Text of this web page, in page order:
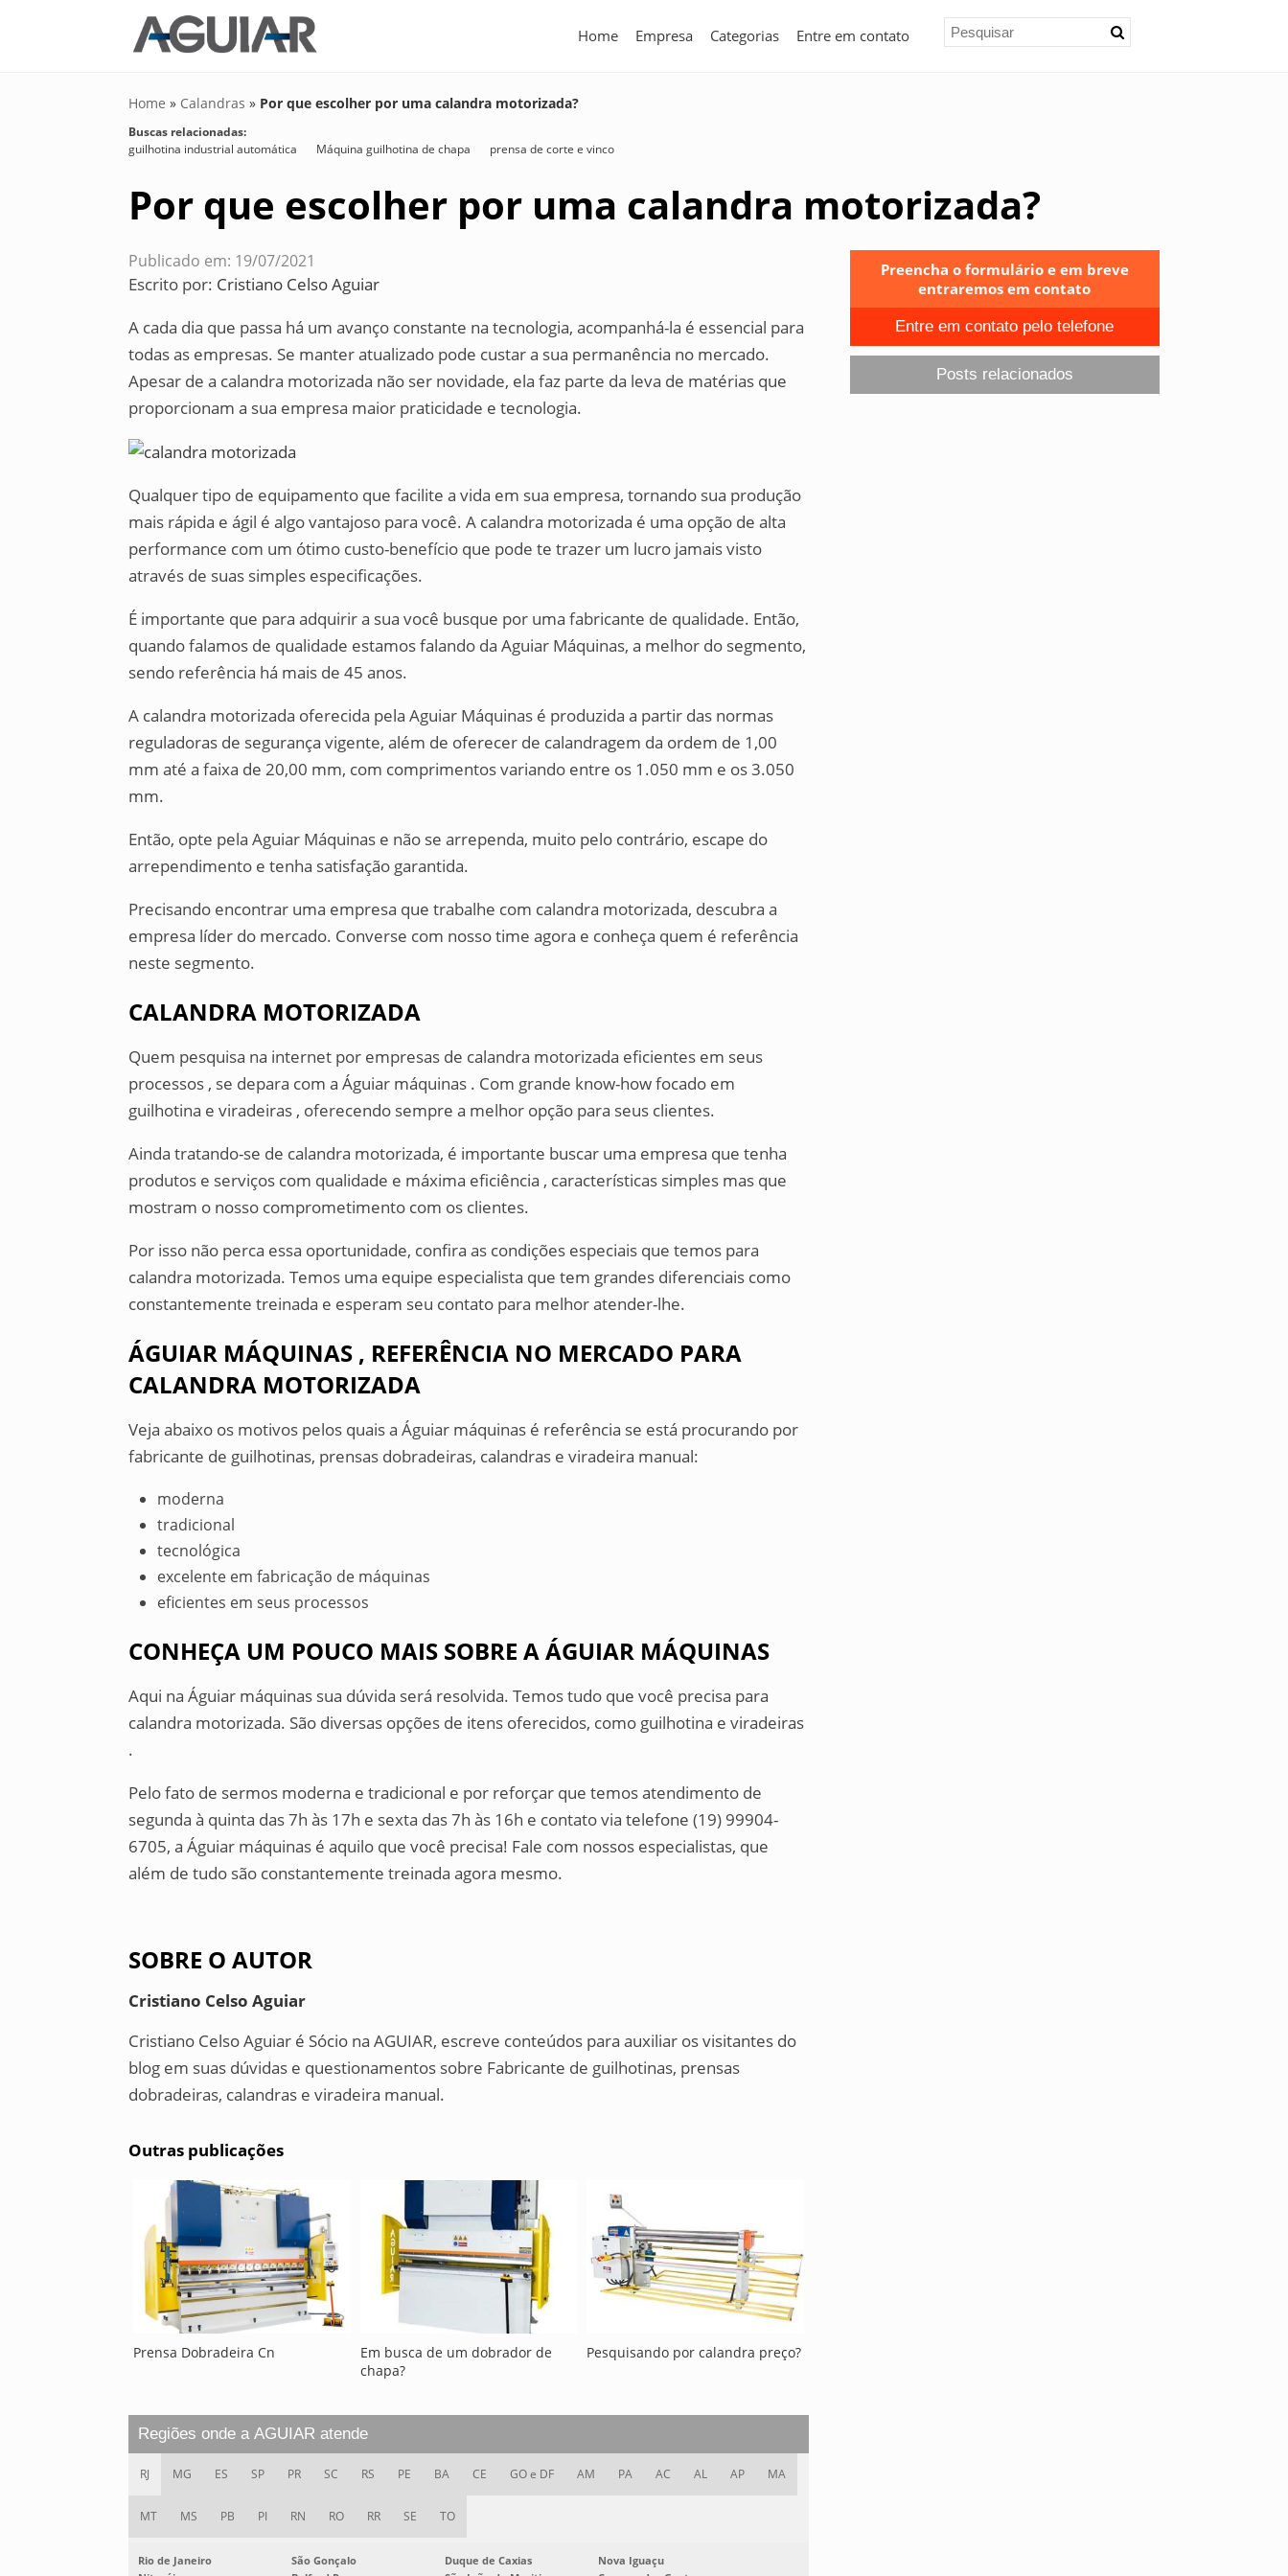
Home Empresa Categorias Entre em contato
Home » Calandras » Por que escolher por uma calandra motorizada?
Buscas relacionadas:
guilhotina industrial automática
Máquina guilhotina de chapa prensa de corte e vinco
Por que escolher por uma calandra motorizada?
Publicado em: 19/07/2021
Escrito por: Cristiano Celso Aguiar
A cada dia que passa há um avanço constante na tecnologia, acompanhá-la é essencial para
todas as empresas. Se manter atualizado pode custar a sua permanência no mercado.
Apesar de a calandra motorizada não ser novidade, ela faz parte da leva de matérias que
proporcionam a sua empresa maior praticidade e tecnologia.
Qualquer tipo de equipamento que facilite a vida em sua empresa, tornando sua produção
mais rápida e ágil é algo vantajoso para você. A calandra motorizada é uma opção de alta
performance com um ótimo custo-benefício que pode te trazer um lucro jamais visto
através de suas simples especificações.
É importante que para adquirir a sua você busque por uma fabricante de qualidade. Então,
quando falamos de qualidade estamos falando da Aguiar Máquinas, a melhor do segmento,
sendo referência há mais de 45 anos.
A calandra motorizada oferecida pela Aguiar Máquinas é produzida a partir das normas
reguladoras de segurança vigente, além de oferecer de calandragem da ordem de 1,00
mm até a faixa de 20,00 mm, com comprimentos variando entre os 1.050 mm e os 3.050
mm.
Então, opte pela Aguiar Máquinas e não se arrependa, muito pelo contrário, escape do
arrependimento e tenha satisfação garantida.
Precisando encontrar uma empresa que trabalhe com calandra motorizada, descubra a
empresa líder do mercado. Converse com nosso time agora e conheça quem é referência
neste segmento.
CALANDRA MOTORIZADA
Quem pesquisa na internet por empresas de calandra motorizada eficientes em seus
processos , se depara com a Águiar máquinas . Com grande know-how focado em
guilhotina e viradeiras , oferecendo sempre a melhor opção para seus clientes.
Ainda tratando-se de calandra motorizada, é importante buscar uma empresa que tenha
produtos e serviços com qualidade e máxima eficiência , características simples mas que
mostram o nosso comprometimento com os clientes.
Por isso não perca essa oportunidade, confira as condições especiais que temos para
calandra motorizada. Temos uma equipe especialista que tem grandes diferenciais como
constantemente treinada e esperam seu contato para melhor atender-lhe.
ÁGUIAR MÁQUINAS , REFERÊNCIA NO MERCADO PARA
CALANDRA MOTORIZADA
Veja abaixo os motivos pelos quais a Águiar máquinas é referência se está procurando por
fabricante de guilhotinas, prensas dobradeiras, calandras e viradeira manual:
moderna
tradicional
tecnológica
excelente em fabricação de máquinas
eficientes em seus processos
CONHEÇA UM POUCO MAIS SOBRE A ÁGUIAR MÁQUINAS
Aqui na Águiar máquinas sua dúvida será resolvida. Temos tudo que você precisa para
calandra motorizada. São diversas opções de itens oferecidos, como guilhotina e viradeiras
.
Pelo fato de sermos moderna e tradicional e por reforçar que temos atendimento de
segunda à quinta das 7h às 17h e sexta das 7h às 16h e contato via telefone (19) 99904-
6705, a Águiar máquinas é aquilo que você precisa! Fale com nossos especialistas, que
além de tudo são constantemente treinada agora mesmo.
SOBRE O AUTOR
Cristiano Celso Aguiar
Cristiano Celso Aguiar é Sócio na AGUIAR, escreve conteúdos para auxiliar os visitantes do
blog em suas dúvidas e questionamentos sobre Fabricante de guilhotinas, prensas
dobradeiras, calandras e viradeira manual.
Outras publicações
Prensa Dobradeira Cn
Em busca de um dobrador de
chapa?
Pesquisando por calandra preço?
Regiões onde a AGUIAR atende
RJ MG ES SP PR SC RS PE BA CE GO e DF AM PA AC AL AP MA
MT MS PB PI RN RO RR SE TO
Rio de Janeiro São Gonçalo Duque de Caxias
Nova Iguaçu
Preencha o formulário e em breve
entraremos em contato
Entre em contato pelo telefone
Posts relacionados